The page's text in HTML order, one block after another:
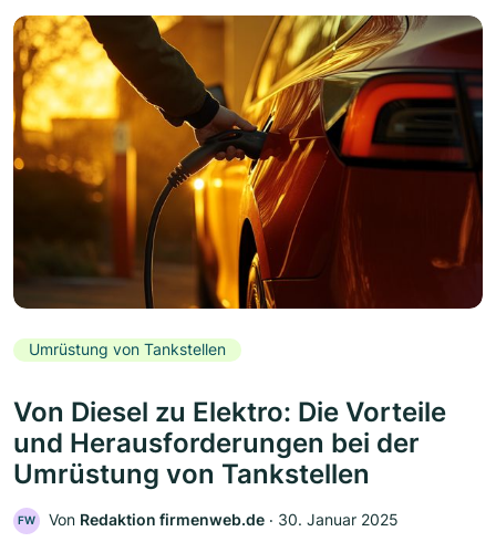
Umrüstung von Tankstellen
Von Diesel zu Elektro: Die Vorteile
und Herausforderungen bei der
Umrüstung von Tankstellen
FW Von Redaktion firmenweb.de ‧ 30. Januar 2025